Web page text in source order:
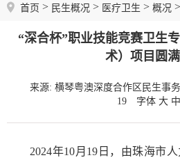
首页 > 民生概况 > 医疗卫生 > 概况 >
“深合杯”职业技能竞赛卫生
术）项目圆
来源: 横琴粤澳深度合作区民生事
19
字体 大 中
2024年10月19日，由珠海市人